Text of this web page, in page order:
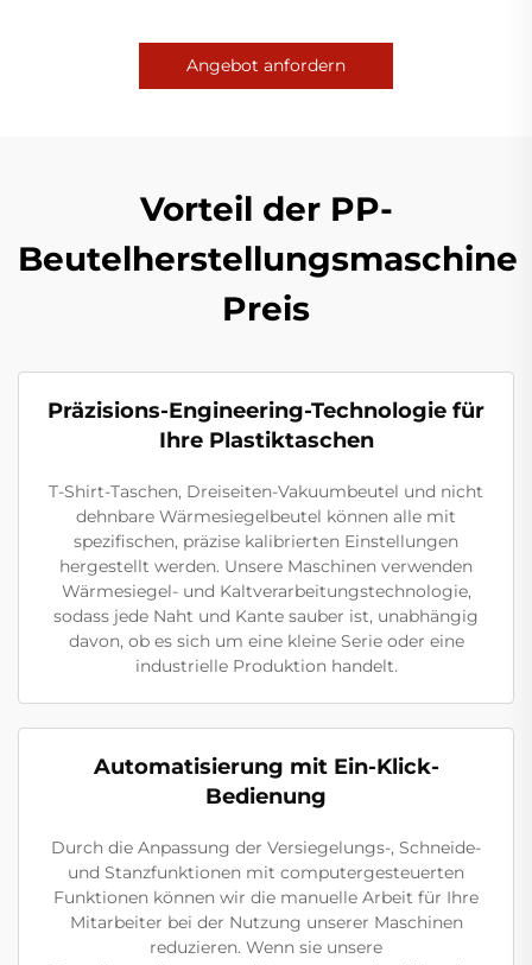
Angebot anfordern
Vorteil der PP-
Beutelherstellungsmaschine
Preis
Präzisions-Engineering-Technologie für
Ihre Plastiktaschen
T-Shirt-Taschen, Dreiseiten-Vakuumbeutel und nicht
dehnbare Wärmesiegelbeutel können alle mit
spezifischen, präzise kalibrierten Einstellungen
hergestellt werden. Unsere Maschinen verwenden
Wärmesiegel- und Kaltverarbeitungstechnologie,
sodass jede Naht und Kante sauber ist, unabhängig
davon, ob es sich um eine kleine Serie oder eine
industrielle Produktion handelt.
Automatisierung mit Ein-Klick-
Bedienung
Durch die Anpassung der Versiegelungs-, Schneide-
und Stanzfunktionen mit computergesteuerten
Funktionen können wir die manuelle Arbeit für Ihre
Mitarbeiter bei der Nutzung unserer Maschinen
reduzieren. Wenn sie unsere